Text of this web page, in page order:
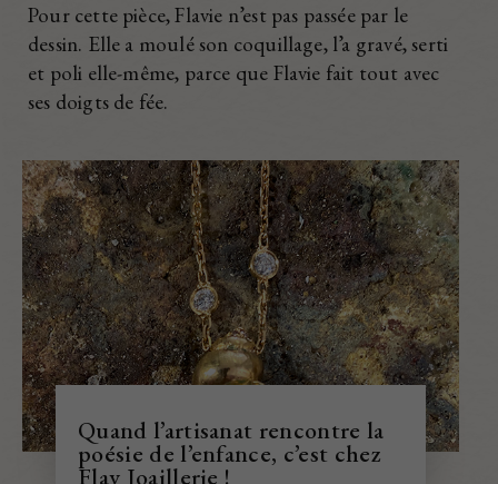
Pour cette pièce, Flavie n’est pas passée par le
dessin. Elle a moulé son coquillage, l’a gravé, serti
et poli elle-même, parce que Flavie fait tout avec
ses doigts de fée.
Quand l’artisanat rencontre la
poésie de l’enfance, c’est chez
Flav Joaillerie !